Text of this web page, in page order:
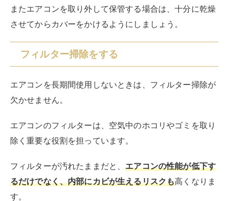
またエアコンを取り外して保管する場合は、十分に乾燥
させてからカバーをかけるようにしましょう。
フィルター掃除をする
エアコンを長期間使用しないときは、フィルター掃除が
欠かせません。
エアコンのフィルターは、空気中のホコリやゴミを取り
除く重要な役割を担っています。
フィルターが汚れたままだと、エアコンの性能が低下す
るだけでなく、内部にカビが生えるリスクも高くなりま
す。